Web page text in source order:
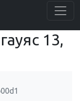
13,